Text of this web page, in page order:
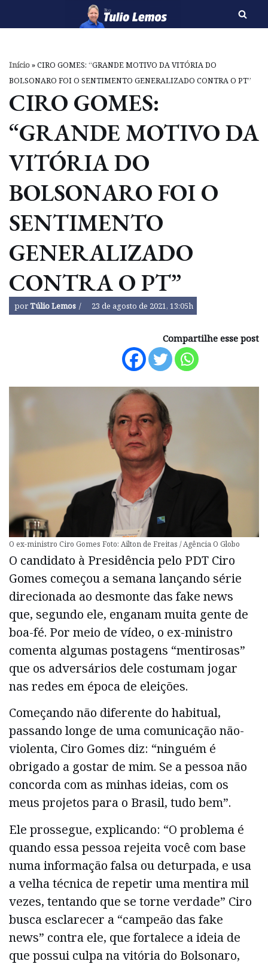
o
conteúdo
Início»CIRO GOMES: “GRANDE MOTIVO DA VITÓRIA DO
BOLSONARO FOI O SENTIMENTO GENERALIZADO CONTRA O PT”
CIRO GOMES:
“GRANDE MOTIVO DA
VITÓRIA DO
BOLSONARO FOI O
SENTIMENTO
GENERALIZADO
CONTRA O PT”
porTúlio Lemos 23 de agosto de 2021, 13:05h
Compartilhe esse post
O ex-ministro Ciro Gomes Foto: Ailton de Freitas / Agência O Globo
O candidato à Presidência pelo PDT Ciro
Gomes começou a semana lançando série
direcionada ao desmonte das fake news
que, segundo ele, enganam muita gente de
boa-fé. Por meio de vídeo, o ex-ministro
comenta algumas postagens “mentirosas”
que os adversários dele costumam jogar
nas redes em época de eleições.
Começando não diferente do habitual,
passando longe de uma comunicação não-
violenta, Ciro Gomes diz: “ninguém é
obrigado a gostar de mim. Se a pessoa não
concorda com as minhas ideias, com os
meus projetos para o Brasil, tudo bem”.
Ele prossegue, explicando: “O problema é
quando essa pessoa rejeita você com base
numa informação falsa ou deturpada, e usa
a velha técnica de repetir uma mentira mil
vezes, tentando que se torne verdade” Ciro
busca esclarecer a “campeão das fake
news” contra ele, que fortalece a ideia de
que possui culpa na vitória do Bolsonaro,